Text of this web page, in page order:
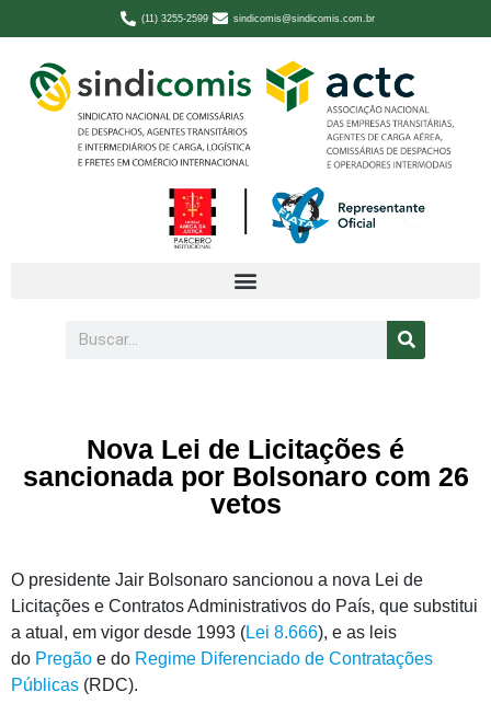
(11) 3255-2599 sindicomis@sindicomis.com.br
Nova Lei de Licitações é
sancionada por Bolsonaro com 26
vetos
O presidente Jair Bolsonaro sancionou a nova Lei de
Licitações e Contratos Administrativos do País, que substitui
a atual, em vigor desde 1993 (Lei 8.666), e as leis
do Pregão e do Regime Diferenciado de Contratações
Públicas (RDC).